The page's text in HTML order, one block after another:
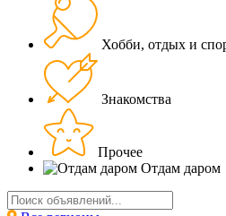
Хобби, отдых и
Знакомства
Прочее
Отдам даром